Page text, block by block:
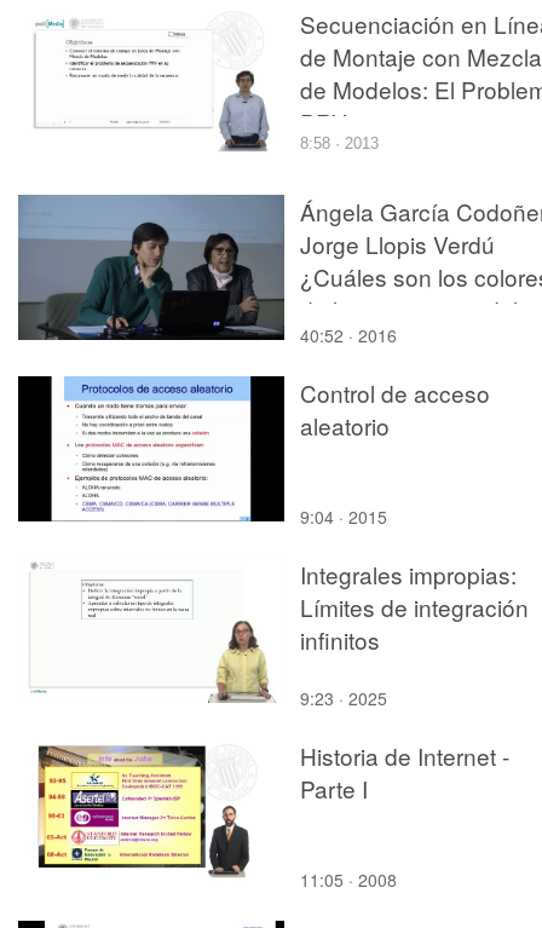
Secuenciación en
de Montaje con Mezcla
de Modelos: El
PRV
8:58 · 2013
Ángela García
Jorge Llopis Verdú
¿Cuáles son los
de la arquitectura del
centro histórico de
investigación en Ciutat
Vella
40:52 · 2016
Control de acceso
aleatorio
9:04 · 2015
Integrales impropias:
Límites de integración
infinitos
9:23 · 2025
Historia de Internet -
Parte I
11:05 · 2008